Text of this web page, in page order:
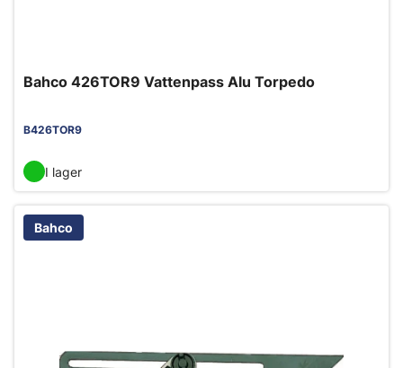
Bahco 426TOR9 Vattenpass Alu Torpedo
B426TOR9
I lager
Bahco